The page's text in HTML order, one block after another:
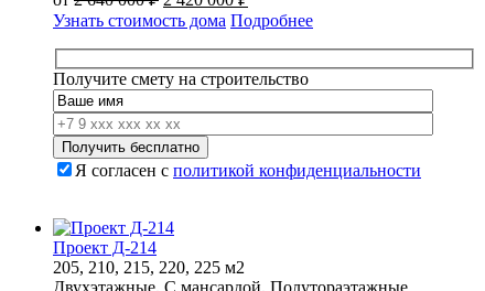
цена
составляла
2
640
цена:
2
420
000 ₽.
Узнать стоимость дома Подробнее
Получите смету на строительство
Я согласен с политикой конфиденциальности
Проект Д-214
205, 210, 215, 220, 225 м2